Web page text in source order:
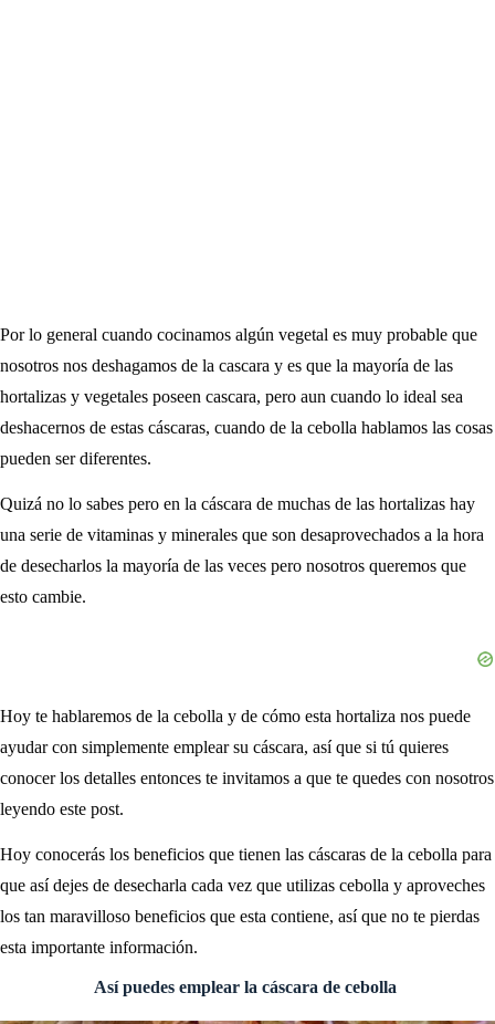
Por lo general cuando cocinamos algún vegetal es muy probable que
nosotros nos deshagamos de la cascara y es que la mayoría de las
hortalizas y vegetales poseen cascara, pero aun cuando lo ideal sea
deshacernos de estas cáscaras, cuando de la cebolla hablamos las cosas
pueden ser diferentes.
Quizá no lo sabes pero en la cáscara de muchas de las hortalizas hay
una serie de vitaminas y minerales que son desaprovechados a la hora
de desecharlos la mayoría de las veces pero nosotros queremos que
esto cambie.
Hoy te hablaremos de la cebolla y de cómo esta hortaliza nos puede
ayudar con simplemente emplear su cáscara, así que si tú quieres
conocer los detalles entonces te invitamos a que te quedes con nosotros
leyendo este post.
Hoy conocerás los beneficios que tienen las cáscaras de la cebolla para
que así dejes de desecharla cada vez que utilizas cebolla y aproveches
los tan maravilloso beneficios que esta contiene, así que no te pierdas
esta importante información.
Así puedes emplear la cáscara de cebolla